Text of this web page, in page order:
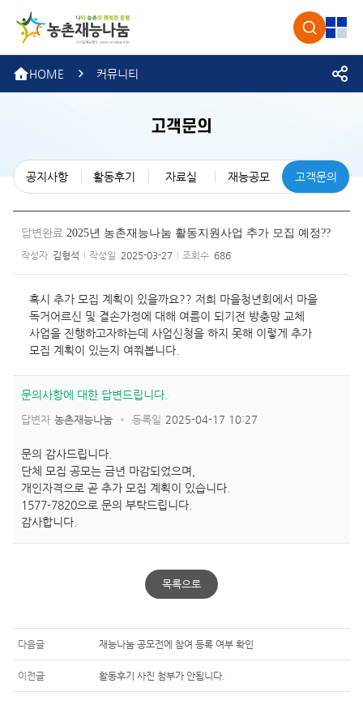
농촌 검색
HOME 커뮤니티
고객문의
공지사항 활동후기 자료실 재능공모 고객문의
답변완료 2025년 농촌재능나눔 활동지원사업 추가 모집 예정??
작성자 김형석 작성일 2025-03-27 조회수 686
혹시 추가 모집 계획이 있을까요?? 저희 마을청년회에서 마을
독거어르신 및 결손가정에 대해 여름이 되기전 방충망 교체
사업을 진행하고자하는데 사업신청을 하지 못해 이렇게 추가
모집 계획이 있는지 여쭤봅니다.
문의사항에 대한 답변드립니다.
답변자 농촌재능나눔 등록일 2025-04-17 10:27
문의 감사드립니다.
단체 모집 공모는 금년 마감되었으며,
개인자격으로 곧 추가 모집 계획이 있습니다.
1577-7820으로 문의 부탁드립니다.
감사합니다.
목록으로
다음글 재능나눔 공모전에 참여 등록 여부 확인
이전글 활동후기 사진 첨부가 안됩니다.